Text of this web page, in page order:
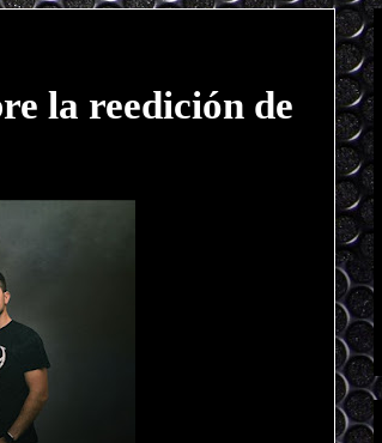
la reedición de